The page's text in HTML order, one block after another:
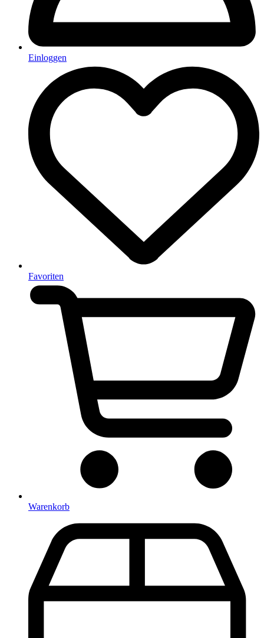
Einloggen
Favoriten
Warenkorb